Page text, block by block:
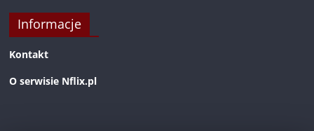
Informacje
Kontakt
O serwisie Nflix.pl